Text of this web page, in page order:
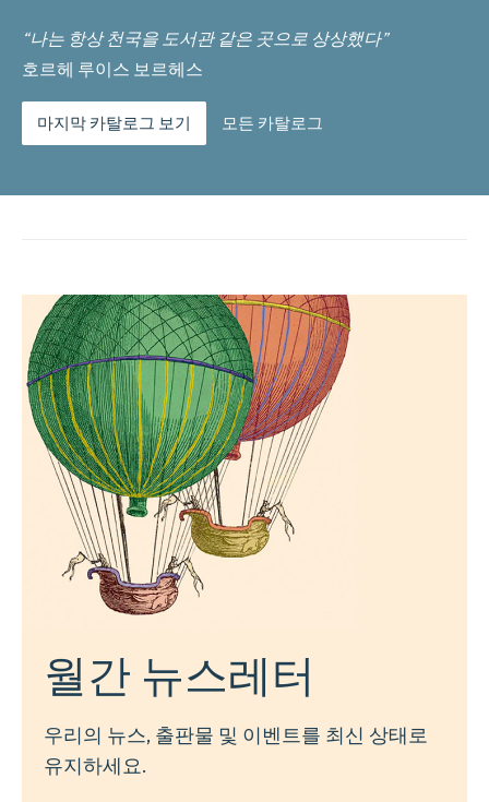
“나는 항상 천국을 도서관 같은 곳으로 상상했다”
호르헤 루이스 보르헤스
마지막 카탈로그 보기 모든 카탈로그
월간 뉴스레터
우리의 뉴스, 출판물 및 이벤트를 최신 상태로
유지하세요.